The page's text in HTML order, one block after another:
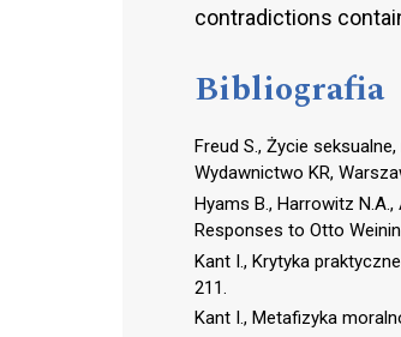
contradictions
Bibliografia
Freud S., Życie
Wydawnictwo KR,
Hyams B., Harrowitz
Responses to Otto
Kant I., Krytyka
211.
Kant I., Metafizyka